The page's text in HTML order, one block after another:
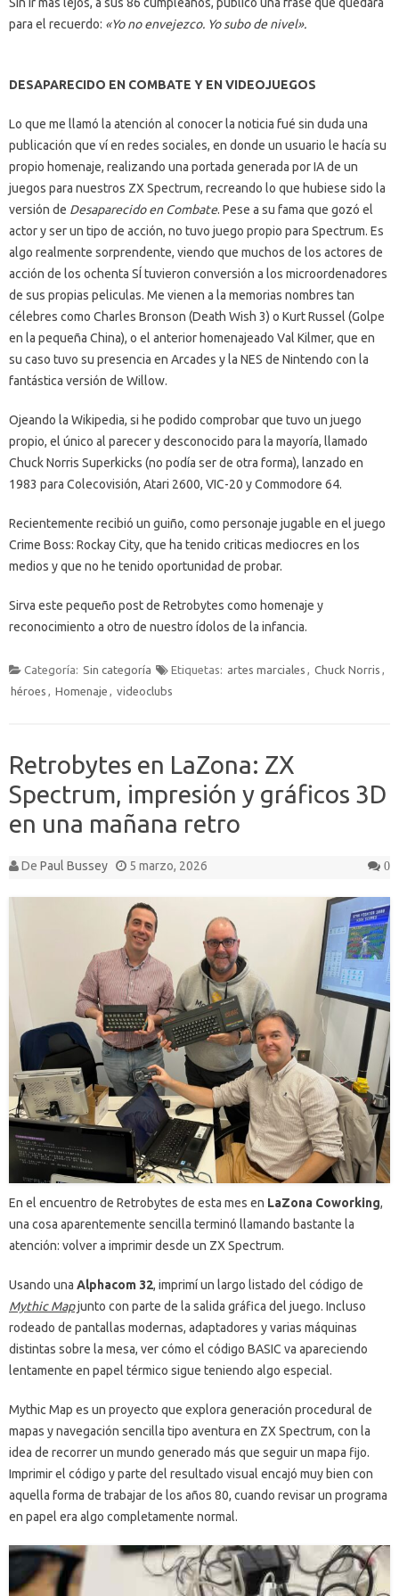
para el recuerdo: «Yo no envejezco. Yo subo de nivel».
DESAPARECIDO EN COMBATE Y EN VIDEOJUEGOS
Lo que me llamó la atención al conocer la noticia fué sin duda una
publicación que ví en redes sociales, en donde un usuario le hacía su
propio homenaje, realizando una portada generada por IA de un
juegos para nuestros ZX Spectrum, recreando lo que hubiese sido la
versión de Desaparecido en Combate. Pese a su fama que gozó el
actor y ser un tipo de acción, no tuvo juego propio para Spectrum. Es
algo realmente sorprendente, viendo que muchos de los actores de
acción de los ochenta SÍ tuvieron conversión a los microordenadores
de sus propias peliculas. Me vienen a la memorias nombres tan
célebres como Charles Bronson (Death Wish 3) o Kurt Russel (Golpe
en la pequeña China), o el anterior homenajeado Val Kilmer, que en
su caso tuvo su presencia en Arcades y la NES de Nintendo con la
fantástica versión de Willow.
Ojeando la Wikipedia, si he podido comprobar que tuvo un juego
propio, el único al parecer y desconocido para la mayoría, llamado
Chuck Norris Superkicks (no podía ser de otra forma), lanzado en
1983 para Colecovisión, Atari 2600, VIC-20 y Commodore 64.
Recientemente recibió un guiño, como personaje jugable en el juego
Crime Boss: Rockay City, que ha tenido criticas mediocres en los
medios y que no he tenido oportunidad de probar.
Sirva este pequeño post de Retrobytes como homenaje y
reconocimiento a otro de nuestro ídolos de la infancia.
Categoría: Sin categoría Etiquetas: artes marciales , Chuck Norris ,
héroes , Homenaje , videoclubs
Retrobytes en LaZona: ZX
Spectrum, impresión y gráficos 3D
en una mañana retro
De Paul Bussey 5 marzo, 2026 0
En el encuentro de Retrobytes de esta mes en LaZona Coworking,
una cosa aparentemente sencilla terminó llamando bastante la
atención: volver a imprimir desde un ZX Spectrum.
Usando una Alphacom 32, imprimí un largo listado del código de
Mythic Mapjunto con parte de la salida gráfica del juego. Incluso
rodeado de pantallas modernas, adaptadores y varias máquinas
distintas sobre la mesa, ver cómo el código BASIC va apareciendo
lentamente en papel térmico sigue teniendo algo especial.
Mythic Map es un proyecto que explora generación procedural de
mapas y navegación sencilla tipo aventura en ZX Spectrum, con la
idea de recorrer un mundo generado más que seguir un mapa fijo.
Imprimir el código y parte del resultado visual encajó muy bien con
aquella forma de trabajar de los años 80, cuando revisar un programa
en papel era algo completamente normal.